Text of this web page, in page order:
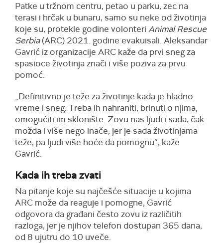
Patke u tržnom centru, petao u parku, zec na
terasi i hrčak u bunaru, samo su neke od životinja
koje su, protekle godine volonteri Animal Rescue
Serbia(ARC) 2021. godine evakuisali. Aleksandar
Gavrić iz organizacije ARC kaže da prvi sneg za
spasioce životinja znači i više poziva za prvu
pomoć.
„Definitivno je teže za životinje kada je hladno
vreme i sneg. Treba ih nahraniti, brinuti o njima,
omogućiti im sklonište. Zovu nas ljudi i sada, čak
možda i više nego inače, jer je sada životinjama
teže, pa ljudi više hoće da pomognu“, kaže
Gavrić.
Kada ih treba zvati
Na pitanje koje su najčešće situacije u kojima
ARC može da reaguje i pomogne, Gavrić
odgovora da građani često zovu iz različitih
razloga, jer je njihov telefon dostupan 365 dana,
od 8 ujutru do 10 uveče.